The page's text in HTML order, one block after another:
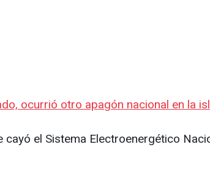
ocurrió otro apagón nacional en la
cayó el Sistema Electroenergético